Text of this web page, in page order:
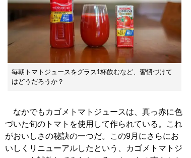
毎朝トマトジュースをグラス1杯飲むなど、習慣づけて
はどうだろうか？
なかでもカゴメトマトジュースは、真っ赤に色
づいた旬のトマトを使用して作られている。これ
がおいしさの秘訣の一つだ。この9月にさらにお
いしくリニューアルしたという、カゴメトマトジ